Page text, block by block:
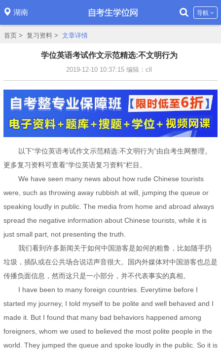
湖南 导航
首页 > 复习资料 > 文章详情
学位英语考试作文示范精选:不文明行为
2019-12-10 10:37:15 编辑：cll
以下“学位英语考试作文示范精选:不文明行为”由自考生网整理。
更多复习资料可查看“学位英语复习资料”栏目。
We have seen many news about how rude Chinese tourists
were, such as throwing away rubbish at will, jumping the queue or
speaking loudly in public. The media from home and abroad always
spread the negative information about Chinese tourists, while it is
just small part, not presenting the truth.
我们看到许多新闻关于如何中国游客是如何的粗鲁，比如随手扔
垃圾，插队或在公共场合说话声音很大。国内外媒体对中国游客也总是
传播负面信息，然而这只是一小部分，并不代表事实的真相。
I have been to many foreign countries. Everytime before I
started my journey, I told myself to be polite and well behaved and I
made it. But I found that many bad behaviors happened among
foreigners, whom we used to believed the most polite people in the
world. They jumped the queue and spoke loudly in the public. So it is